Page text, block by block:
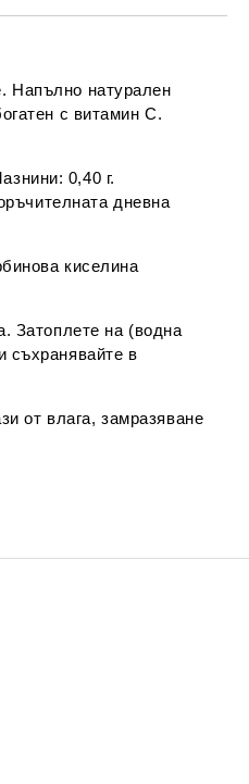
Напълно натурален
с витамин С.
0,40 г.
дневна
киселина
Затоплете на (водна
съхранявайте в
от влага, замразяване